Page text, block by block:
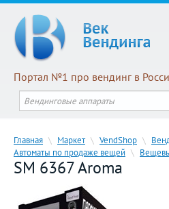
Портал №1 про вендинг в
Главная \ Маркет \ VendShop \
Автоматы по продаже вещей \
SM 6367 Aroma